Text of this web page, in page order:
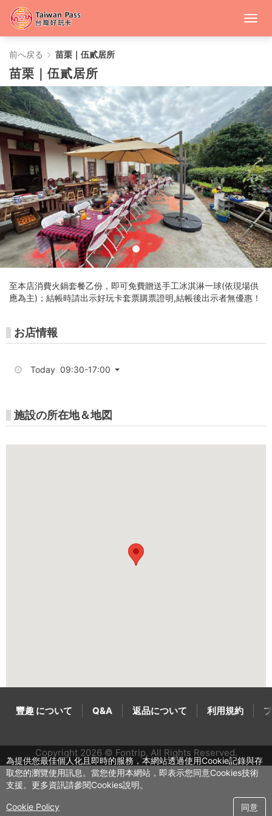
苗
栗
｜
伍
貳
居
所
-
中
台
灣
好
玩
卡
前へ戻る 苗栗｜伍貳居所
苗栗｜伍貳居所
至本店消費火鍋套餐乙份，即可免費贈送手工冰淇淋一球(依現場供
應為主)；結帳時請出示好玩卡套票購票證明,結帳後出示者無優惠！
お店情報
Today 09:30-17:00
施設の所在地＆地図
豐趣 について Q&A 返品について 利用規約
Copyright 2026 © Fontrip, All Rights Reserved.
為提供您最佳個人化且即時的服務，本網站透過使用Cookie記錄與存
取您的瀏覽使用訊息。當您使用本網站，即表示您同意Cookies技術
支援。更多資訊請參閱Cookies說明。
同意
Cookie Policy